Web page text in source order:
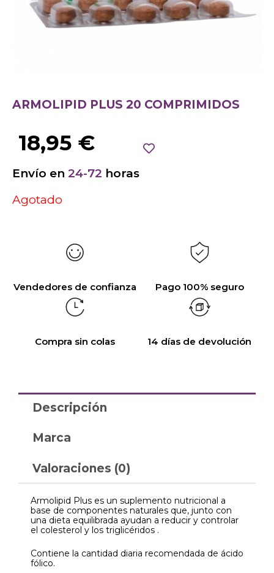
ARMOLIPID PLUS 20 COMPRIMIDOS
18,95 €
Envío en 24-72 horas
Agotado
Vendedores de confianza Pago 100% seguro
Compra sin colas 14 días de devolución
Descripción
Marca
Valoraciones (0)
Armolipid Plus es un suplemento nutricional a
base de componentes naturales que, junto con
una dieta equilibrada ayudan a reducir y controlar
el colesterol y los triglicéridos .
Contiene la cantidad diaria recomendada de ácido
fólico.